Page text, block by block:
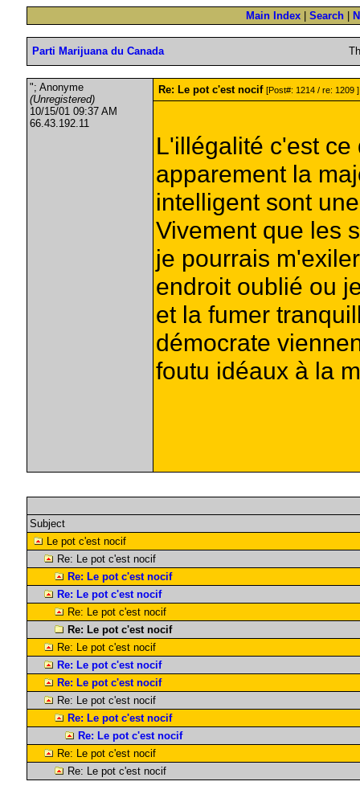
Main Index Search
Parti Marijuana du Canada
"; Anonyme
(Unregistered)
10/15/01 09:37 AM
66.43.192.11
Re: Le pot c'est nocif [Post#: 1214 / re: 1209 ]
L'illégalité c'est
apparement la
intelligent sont
Vivement que les
je pourrais
endroit oublié ou
et la fumer
démocrate
foutu idéaux à la
Subject
Le pot c'est nocif
Re: Le pot c'est nocif
Re: Le pot c'est nocif
Re: Le pot c'est nocif
Re: Le pot c'est nocif
Re: Le pot c'est nocif
Re: Le pot c'est nocif
Re: Le pot c'est nocif
Re: Le pot c'est nocif
Re: Le pot c'est nocif
Re: Le pot c'est nocif
Re: Le pot c'est nocif
Re: Le pot c'est nocif
Re: Le pot c'est nocif